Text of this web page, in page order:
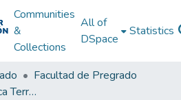
Communities
&
Collections
All of
DSpace
Statistics
Facultad de Pregrado
Administración Pública Territorial (APT)